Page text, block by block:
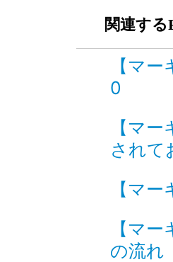
関連する
【マ
0
【マ
されて
【マ
【マ
の流